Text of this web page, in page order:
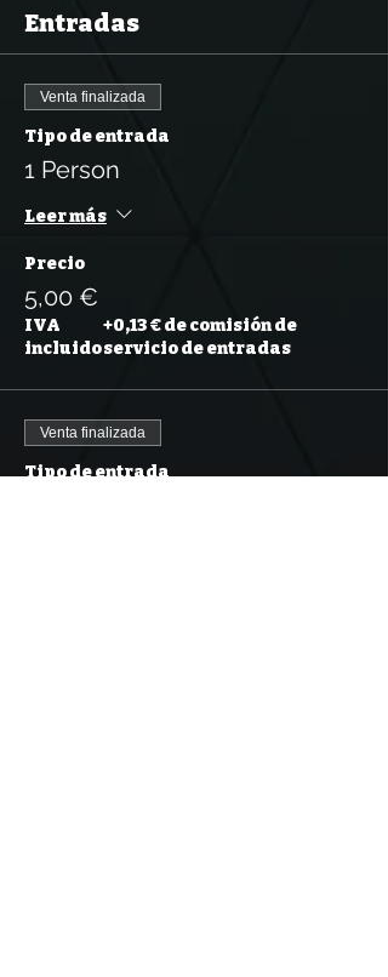
Entradas
Venta finalizada
Tipo de entrada
1 Person
Leer más
Precio
5,00 €
IVA
incluido
+0,13 € de comisión de
servicio de entradas
Venta finalizada
Tipo de entrada